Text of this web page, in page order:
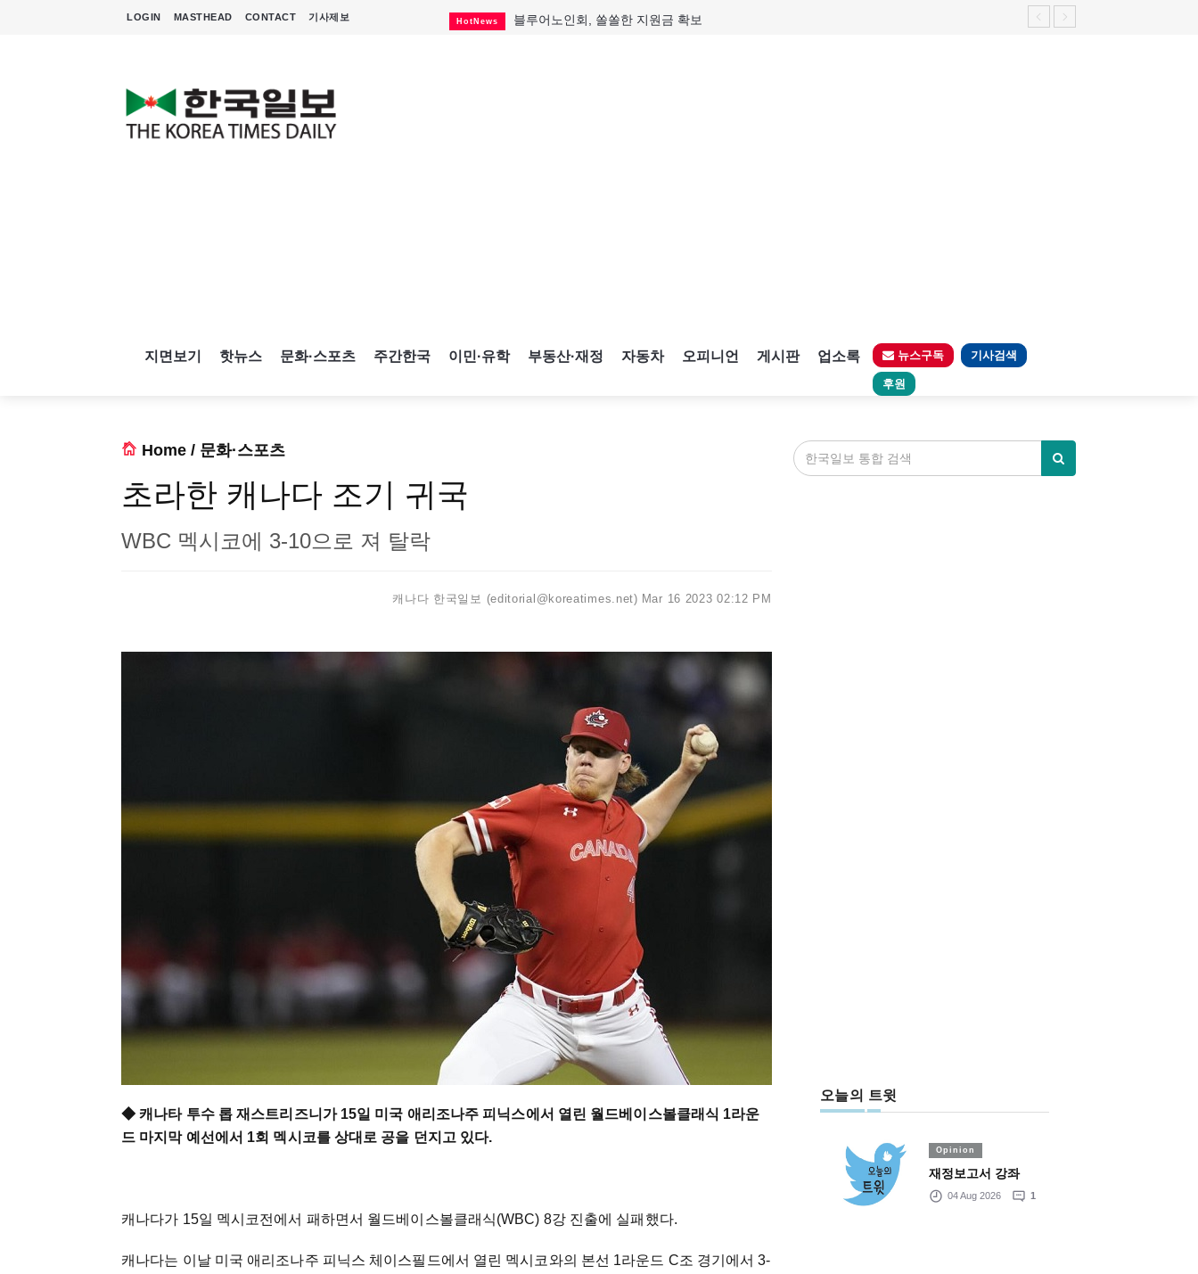
LOGIN MASTHEAD CONTACT 기사제보 HotNews 블루어노인회, 쏠쏠한 지원금 확보
지면보기 핫뉴스 문화·스포츠 주간한국 이민·유학 부동산·재정 자동차 오피니언 게시판 업소록 뉴스구독 기사검색
후원
Home / 문화·스포츠
초라한 캐나다 조기 귀국
WBC 멕시코에 3-10으로 져 탈락
캐나다 한국일보 (editorial@koreatimes.net) Mar 16 2023 02:12 PM
◆ 캐나타 투수 롭 재스트리즈니가 15일 미국 애리조나주 피닉스에서 열린 월드베이스볼클래식 1라운
드 마지막 예선에서 1회 멕시코를 상대로 공을 던지고 있다.
캐나다가 15일 멕시코전에서 패하면서 월드베이스볼클래식(WBC) 8강 진출에 실패했다.
캐나다는 이날 미국 애리조나주 피닉스 체이스필드에서 열린 멕시코와의 본선 1라운드 C조 경기에서 3-
오늘의 트윗
Opinion
재정보고서 강좌
04 Aug 2026 1